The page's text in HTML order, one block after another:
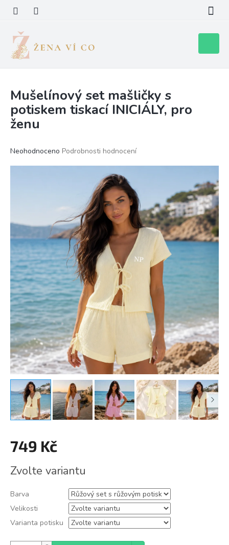
obsah
košík
Mušelínový set mašličky s
potiskem tiskací INICIÁLY, pro
ženu
Průměrné
Neohodnoceno Podrobnosti hodnocení
749 Kč
cena:
Zvolte variantu
Barva
Velikosti
Varianta potisku